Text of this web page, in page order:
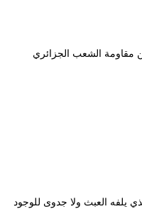
مقاومة الشعب الجزائري
يلفه العبث ولا جدوى للوجود